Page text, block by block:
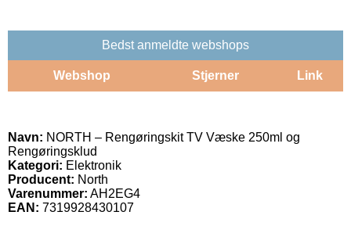
Bedst anmeldte webshops
Webshop Stjerner Link
Navn: NORTH – Rengøringskit TV Væske 250ml og
Rengøringsklud
Kategori: Elektronik
Producent: North
Varenummer: AH2EG4
EAN: 7319928430107